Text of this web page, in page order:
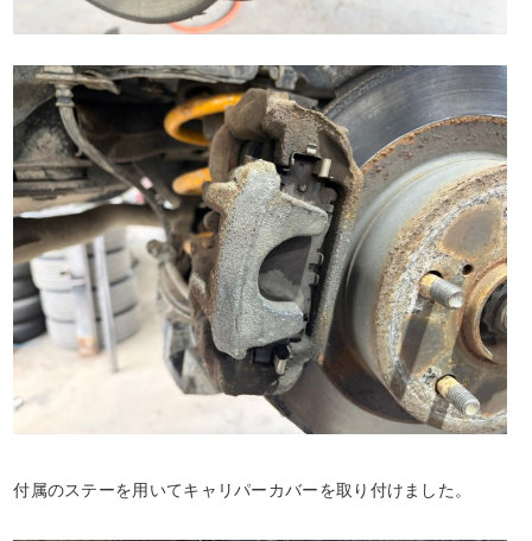
付属のステーを用いてキャリパーカバーを取り付けました。